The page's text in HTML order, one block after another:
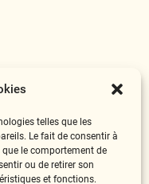
telles que les
Le fait de consentir à
le comportement de
ou de retirer son
et fonctions.